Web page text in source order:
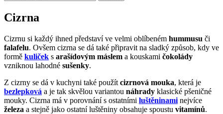
Cizrna
Cizrnu si každý ihned představí ve velmi oblíbeném hummusu či
falafelu. Ovšem cizrna se dá také připravit na sladký způsob, kdy ve
formě kuliček s arašídovým máslem a kouskami čokolády
vzniknou lahodné sušenky.
Z cizrny se dá v kuchyni také použít cizrnová mouka, která je
bezlepková a je tak skvělou variantou náhrady klasické pšeničné
mouky. Cizrna má v porovnání s ostatními luštěninami nejvíce
železa a stejně jako ostatní luštěniny obsahuje spoustu vitamínů.